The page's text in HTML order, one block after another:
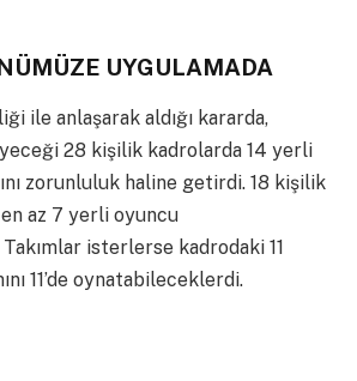
UYGULAMADA
ile anlaşarak aldığı kararda,
28 kişilik kadrolarda 14 yerli
zorunluluk haline getirdi. 18 kişilik
az 7 yerli oyuncu
isterlerse kadrodaki 11
11’de oynatabileceklerdi.